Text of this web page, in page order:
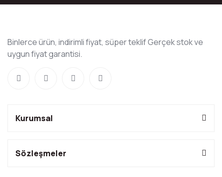
Binlerce ürün, indirimli fiyat, süper teklif Gerçek stok ve
uygun fiyat garantisi.
Kurumsal
Sözleşmeler